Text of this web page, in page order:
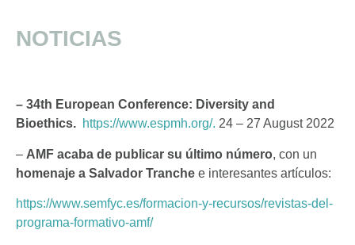
NOTICIAS
– 34th European Conference: Diversity and
Bioethics. https://www.espmh.org/. 24 – 27 August 2022
– AMF acaba de publicar su último número, con un
homenaje a Salvador Tranche e interesantes artículos:
https://www.semfyc.es/formacion-y-recursos/revistas-del-
programa-formativo-amf/